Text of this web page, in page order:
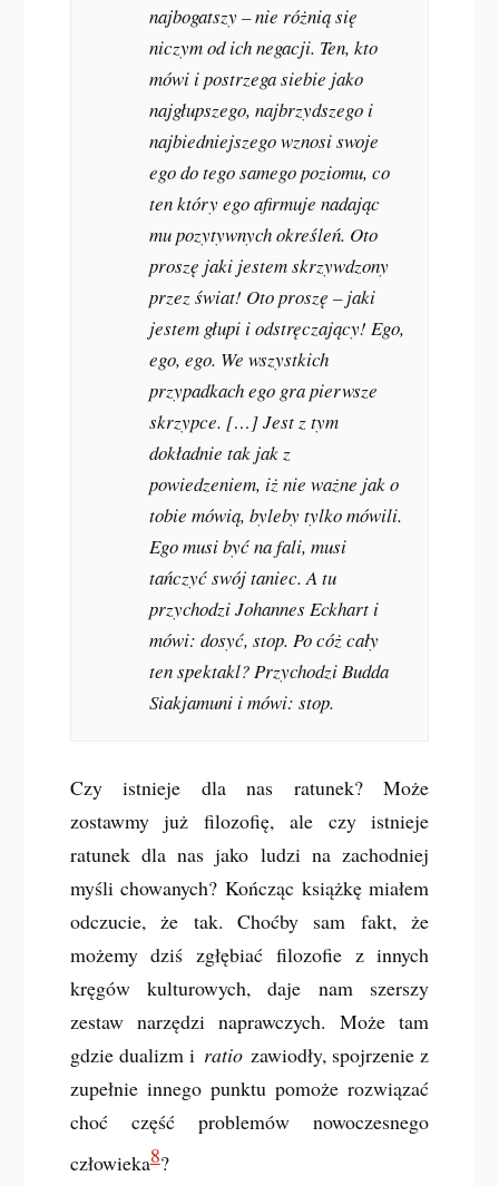
najbogatszy – nie różnią się
niczym od ich negacji. Ten, kto
mówi i postrzega siebie jako
najgłupszego, najbrzydszego i
najbiedniejszego wznosi swoje
ego do tego samego poziomu, co
ten który ego afirmuje nadając
mu pozytywnych określeń. Oto
proszę jaki jestem skrzywdzony
przez świat! Oto proszę – jaki
jestem głupi i odstręczający! Ego,
ego, ego. We wszystkich
przypadkach ego gra pierwsze
skrzypce. […] Jest z tym
dokładnie tak jak z
powiedzeniem, iż nie ważne jak o
tobie mówią, byleby tylko mówili.
Ego musi być na fali, musi
tańczyć swój taniec. A tu
przychodzi Johannes Eckhart i
mówi: dosyć, stop. Po cóż cały
ten spektakl? Przychodzi Budda
Siakjamuni i mówi: stop.
Czy istnieje dla nas ratunek? Może
zostawmy już filozofię, ale czy istnieje
ratunek dla nas jako ludzi na zachodniej
myśli chowanych? Kończąc książkę miałem
odczucie, że tak. Choćby sam fakt, że
możemy dziś zgłębiać filozofie z innych
kręgów kulturowych, daje nam szerszy
zestaw narzędzi naprawczych. Może tam
gdzie dualizm i ratio zawiodły, spojrzenie z
zupełnie innego punktu pomoże rozwiązać
choć część problemów nowoczesnego
człowieka8?